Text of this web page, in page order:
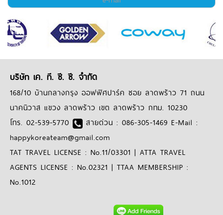
บริษัท เค. ที. ซี. ซี. จำกัด
168/10 บ้านกลางกรุง ออฟฟิศปาร์ค ซอย ลาดพร้าว 71 ถนน
นาคนิวาส แขวง ลาดพร้าว เขต ลาดพร้าว กทม. 10230
โทร. 02-539-5770
สายด่วน : 086-305-1469 E-Mail :
happykoreateam@gmail.com
TAT TRAVEL LICENSE : No.11/03301 | ATTA TRAVEL
AGENTS LICENSE : No.02321 | TTAA MEMBERSHIP :
No.1012